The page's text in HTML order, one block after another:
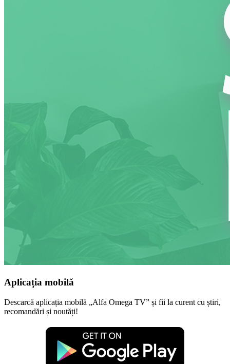
Aplicația mobilă
Descarcă aplicația mobilă „Alfa Omega TV” și fii la curent cu știri,
recomandări și noutăți!